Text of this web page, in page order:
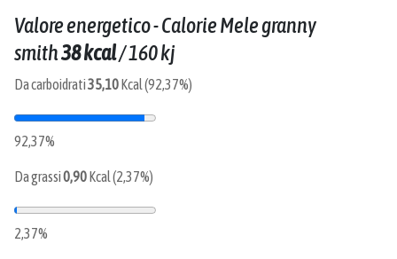
Valore energetico - Calorie Mele granny
smith38 kcal/160 kj
Da carboidrati35,10Kcal (92,37%)
92,37%
Da grassi0,90Kcal (2,37%)
2,37%